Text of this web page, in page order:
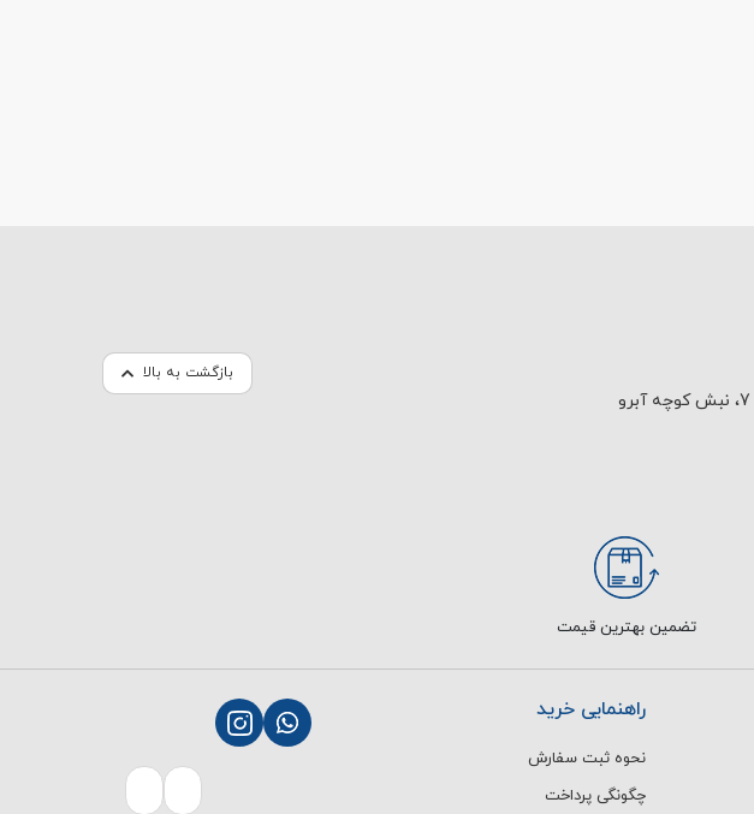
بازگشت به بالا
تضمین بهترین قیمت
راهنمایی خرید
نحوه ثبت سفارش
چگونگی پرداخت